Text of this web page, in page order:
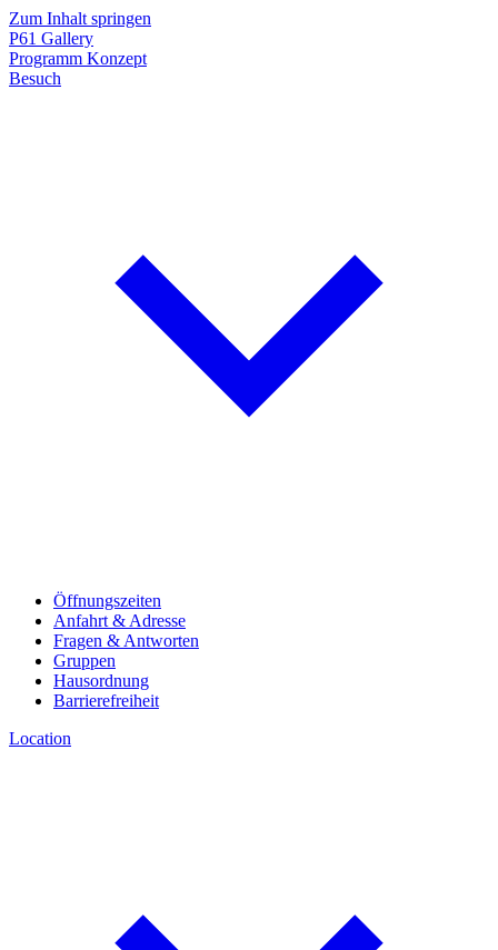
Zum Inhalt springen
P61 Gallery
Programm Konzept
Besuch
Öffnungszeiten
Anfahrt & Adresse
Fragen & Antworten
Gruppen
Hausordnung
Barrierefreiheit
Location